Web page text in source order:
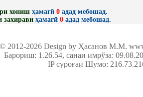
хониш ҳамагӣ 0 адад мебошад.
захирави ҳамагӣ 0 адад мебошад.
© 2012-2026 Design by Ҳасанов М.М.
Барориш: 1.26.54, санаи имрўза:
IP суроғаи Шумо: